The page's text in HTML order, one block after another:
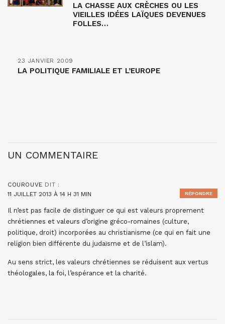
LA CHASSE AUX CRÈCHES OU LES
VIEILLES IDÉES LAÏQUES DEVENUES
FOLLES…
23 JANVIER 2009
LA POLITIQUE FAMILIALE ET L’EUROPE
UN COMMENTAIRE
COUROUVE DIT :
11 JUILLET 2013 À 14 H 31 MIN
Il n’est pas facile de distinguer ce qui est valeurs proprement
chrétiennes et valeurs d’origine gréco-romaines (culture,
politique, droit) incorporées au christianisme (ce qui en fait une
religion bien différente du judaïsme et de l’islam).
Au sens strict, les valeurs chrétiennes se réduisent aux vertus
théologales, la foi, l’espérance et la charité.
RÉPONDRE